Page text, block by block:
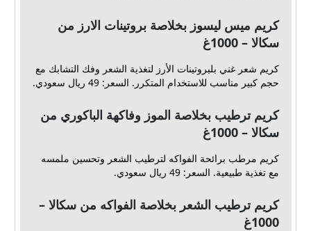
كريم ميس ليسوز بخلاصة بروتينات الارز من
سكالا – 1000غ
كريم شعر غني بلبروتينات الأرز لتغذية الشعر وفك التشابك مع
حجم كبير مناسب للاستخدام المتكرر. السعر: 49 ريال سعودي.
كريم ترطيب بخلاصة الموز وفاكهة الباكوري من
سكالا – 1000غ
كريم مرطب برائحة الفواكه لترطيب الشعر وتحسين ملمسه
مع تغذية طبيعية. السعر: 49 ريال سعودي.
كريم ترطيب الشعر بخلاصة الفواكه من سكالا –
1000غ